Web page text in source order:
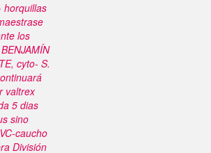
horquillas
los
cyto- S.
valtrex
5 dias
sino
caucho
División